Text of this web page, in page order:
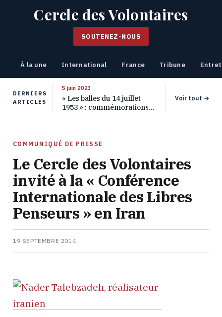
Cercle des Volontaires
SOUTENEZ-NOUS
À la une International France Tribune
DERNIERS
ARTICLES
5 juin 2023
« Les balles du 14 juillet
1953 » : commémorations
pour les 70 ans de ce
Voir tout →
COMMUNIQUÉ DE PRESSE
Le Cercle des Volontaires
invité à la « Conférence
Internationale des Libres
Penseurs » en Iran
19 SEPTEMBRE 2014